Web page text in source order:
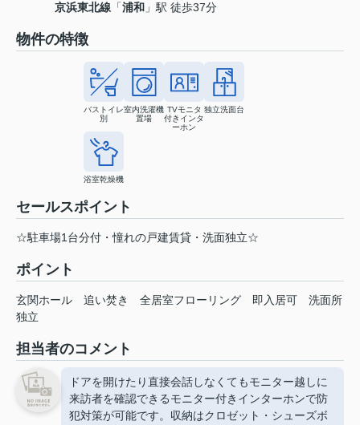
京浜東北線 「浦和 」駅 徒歩37分
物件の特徴
バストイレ
別
室内洗濯機
置場
TVモニタ
付きインタ
ーホン
独立洗面台
浴室乾燥機
セールスポイント
☆駐車場1台分付・憧れの戸建賃貸・洗面独立☆
ポイント
玄関ホール 追い焚き 全居室フローリング 即入居可
洗面所
独立
担当者のコメント
ドアを開けたり直接会話しなくてもモニター越しに
来訪者を確認できるモニター付きインターホンで防
犯対策が可能です。収納はクロゼット・シューズボ